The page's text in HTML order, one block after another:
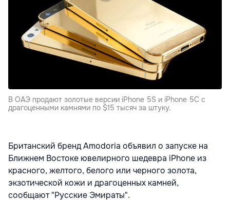
В ОАЭ продают золотые версии iPhone 5S и iPhone 5C с
драгоценными камнями по $15 тысяч за штуку.
Британский бренд Amodoria объявил о запуске на
Ближнем Востоке ювелирного шедевра iPhone из
красного, желтого, белого или черного золота,
экзотической кожи и драгоценных камней,
сообщают "Русские Эмираты".